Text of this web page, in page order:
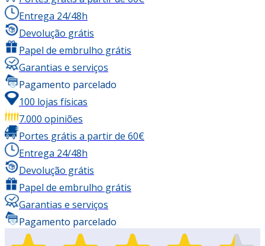
Entrega 24/48h
Devolução grátis
Papel de embrulho grátis
Garantias e serviços
Pagamento parcelado
100 lojas físicas
7.000 opiniões
Portes grátis a partir de 60€
Entrega 24/48h
Devolução grátis
Papel de embrulho grátis
Garantias e serviços
Pagamento parcelado